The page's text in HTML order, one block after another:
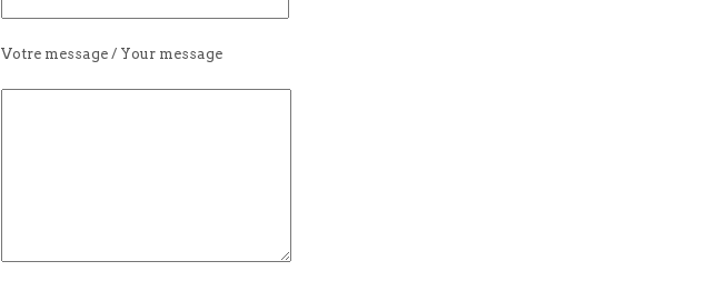
Votre message / Your message